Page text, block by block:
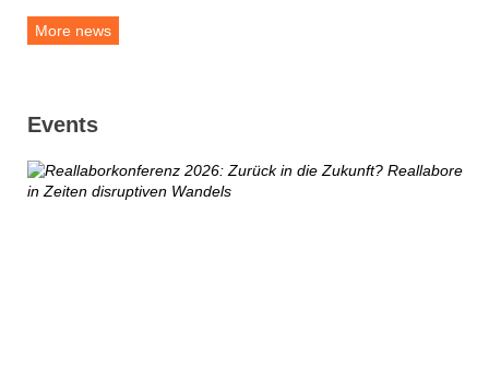
More news
Events